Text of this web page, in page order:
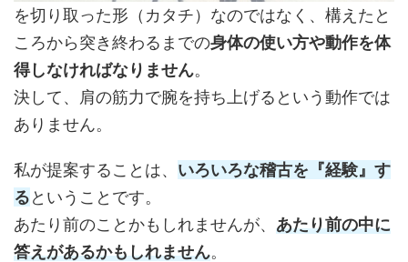
を切り取った形（カタチ）なのではなく、構えたと
ころから突き終わるまでの身体の使い方や動作を体
得しなければなりません。
決して、肩の筋力で腕を持ち上げるという動作では
ありません。
私が提案することは、 いろいろな稽古を『経験』す
るということです。
あたり前のことかもしれませんが、 あたり前の中に
答えがあるかもしれません。